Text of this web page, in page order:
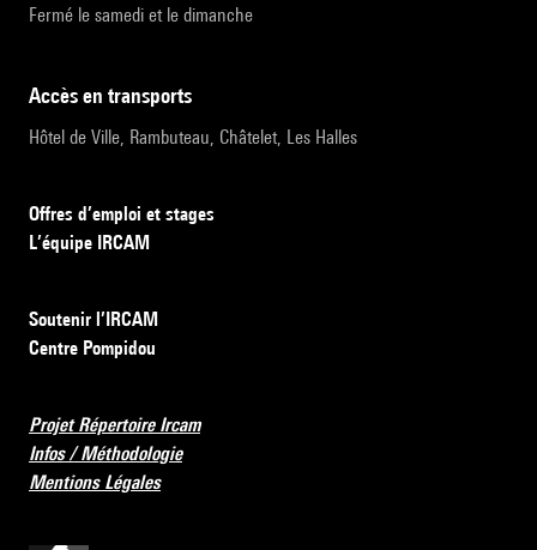
Fermé le samedi et le dimanche
accès en transports
Hôtel de Ville, Rambuteau, Châtelet, Les Halles
Offres d’emploi et stages
L’équipe IRCAM
Soutenir l’IRCAM
Centre Pompidou
Projet Répertoire Ircam
Infos / Méthodologie
Mentions Légales